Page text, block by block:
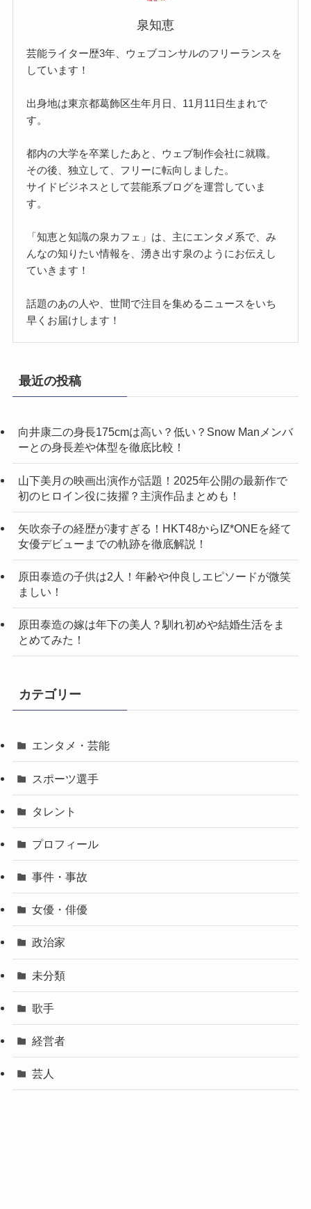
泉知恵
芸能ライター歴3年、ウェブコンサルのフリーランスを
しています！
出身地は東京都葛飾区生年月日、11月11日生まれで
す。
都内の大学を卒業したあと、ウェブ制作会社に就職。
その後、独立して、フリーに転向しました。
サイドビジネスとして芸能系ブログを運営していま
す。
「知恵と知識の泉カフェ」は、主にエンタメ系で、み
んなの知りたい情報を、湧き出す泉のようにお伝えし
ていきます！
話題のあの人や、世間で注目を集めるニュースをいち
早くお届けします！
最近の投稿
向井康二の身長175cmは高い？低い？Snow Manメンバ
ーとの身長差や体型を徹底比較！
山下美月の映画出演作が話題！2025年公開の最新作で
初のヒロイン役に抜擢？主演作品まとめも！
矢吹奈子の経歴が凄すぎる！HKT48からIZ*ONEを経て
女優デビューまでの軌跡を徹底解説！
原田泰造の子供は2人！年齢や仲良しエピソードが微笑
ましい！
原田泰造の嫁は年下の美人？馴れ初めや結婚生活をま
とめてみた！
カテゴリー
エンタメ・芸能
スポーツ選手
タレント
プロフィール
事件・事故
女優・俳優
政治家
未分類
歌手
経営者
芸人